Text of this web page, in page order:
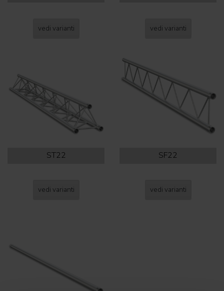
vedi varianti vedi varianti
ST22
vedi varianti
SF22
vedi varianti